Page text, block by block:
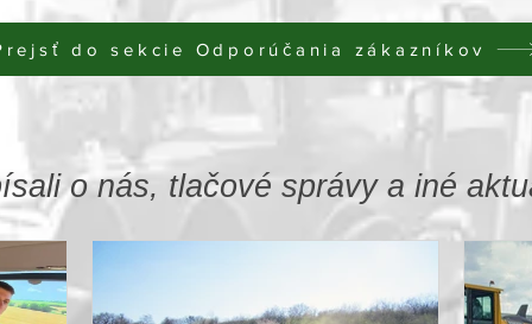
do sekcie Odporúčania zákazníkov
o nás, tlačové správy a iné